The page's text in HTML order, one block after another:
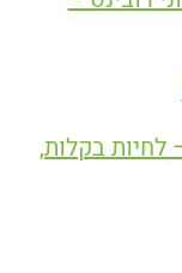
לחיות בקלות,